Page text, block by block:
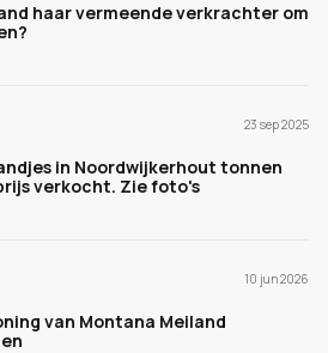
haar vermeende verkrachter om
23 sep 2025
in Noordwijkerhout tonnen
verkocht. Zie foto's
10 jun 2026
van Montana Meiland